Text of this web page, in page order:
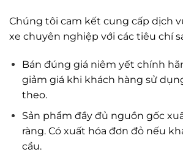
Chúng tôi cam kết cung cấp dịch
xe chuyên nghiệp với các tiêu chí
Bán đúng giá niêm yết chính
giảm giá khi khách hàng sử
theo.
Sản phẩm đầy đủ nguồn gốc
ràng. Có xuất hóa đơn đỏ nếu
cầu.